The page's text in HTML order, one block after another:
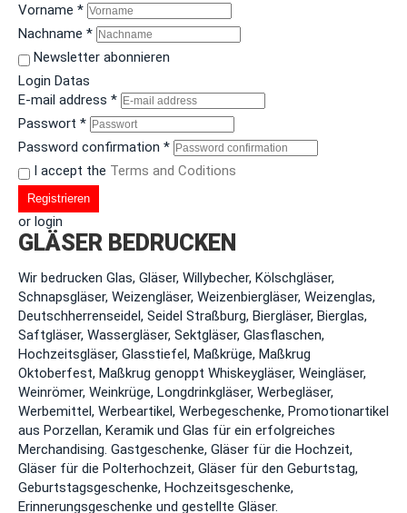
Vorname *
Nachname *
Newsletter abonnieren
Login Datas
E-mail address *
Passwort *
Password confirmation *
I accept the Terms and Coditions
Registrieren
or login
GLÄSER BEDRUCKEN
Wir bedrucken Glas, Gläser, Willybecher, Kölschgläser,
Schnapsgläser, Weizengläser, Weizenbiergläser, Weizenglas,
Deutschherrenseidel, Seidel Straßburg, Biergläser, Bierglas,
Saftgläser, Wassergläser, Sektgläser, Glasflaschen,
Hochzeitsgläser, Glasstiefel, Maßkrüge, Maßkrug
Oktoberfest, Maßkrug genoppt Whiskeygläser, Weingläser,
Weinrömer, Weinkrüge, Longdrinkgläser, Werbegläser,
Werbemittel, Werbeartikel, Werbegeschenke, Promotionartikel
aus Porzellan, Keramik und Glas für ein erfolgreiches
Merchandising. Gastgeschenke, Gläser für die Hochzeit,
Gläser für die Polterhochzeit, Gläser für den Geburtstag,
Geburtstagsgeschenke, Hochzeitsgeschenke,
Erinnerungsgeschenke und gestellte Gläser.